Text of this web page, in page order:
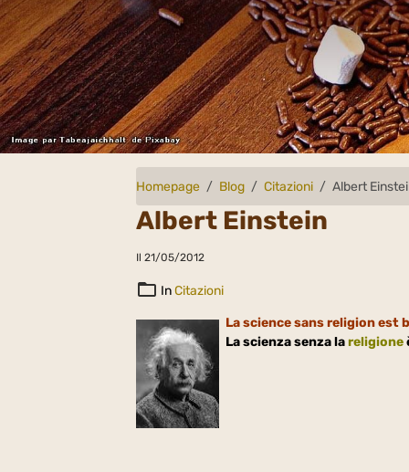
Homepage Blog Citazioni Albert
Albert Einstein
Il 21/05/2012
InCitazioni
La science sans religion est
La scienza senza lareligione